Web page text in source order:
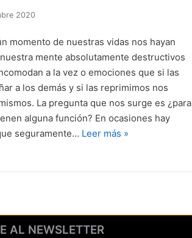
2020
momento de nuestras vidas nos hayan
mente absolutamente destructivos
a la vez o emociones que si las
a los demás y si las reprimimos nos
La pregunta que nos surge es ¿para
alguna función? En ocasiones hay
seguramente… Leer más »
AL NEWSLETTER